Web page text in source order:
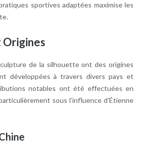
sportives adaptées maximise les
de la silhouette ont des origines
développées à travers divers pays et
notables ont été effectuées en
sous l’influence d’Étienne